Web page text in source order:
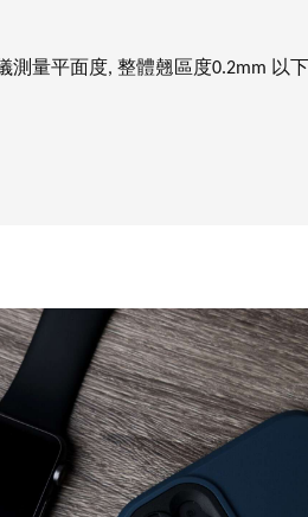
測量平面度, 整體翹區度0.2mm 以下